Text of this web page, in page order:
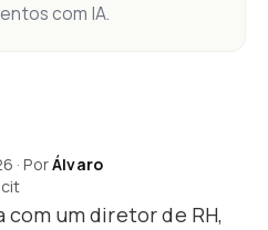
com IA.
· PorÁlvaro
com um diretor de RH,